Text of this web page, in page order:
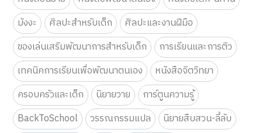
มังงะ
ศิลปะสำหรับเด็ก
ศิลปะและงานฝีมือ
ของเล่นเสริมพัฒนาการสำหรับเด็ก
การเรียนและการติว
เทคนิคการเรียนเพื่อพัฒนาตนเอง
หนังสือจิตวิทยา
ครอบครัวและเด็ก
นิยายวาย
การ์ตูนความรู้
BackToSchool
วรรณกรรมแปล
นิยายสืบสวน-ลี้ลับ